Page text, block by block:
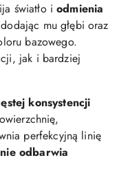
światło iodmienia
mu głębi oraz
bazowego.
jak i bardziej
konsystencji
perfekcyjną linię
nie odbarwia